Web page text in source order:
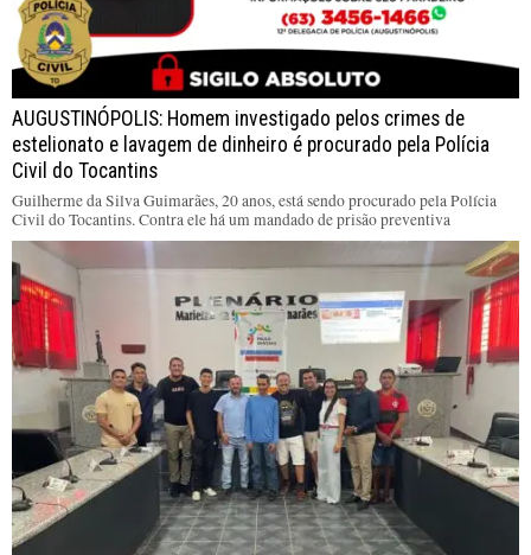
AUGUSTINÓPOLIS: Homem investigado pelos crimes de
estelionato e lavagem de dinheiro é procurado pela Polícia
Civil do Tocantins
Guilherme da Silva Guimarães, 20 anos, está sendo procurado pela Polícia
Civil do Tocantins. Contra ele há um mandado de prisão preventiva